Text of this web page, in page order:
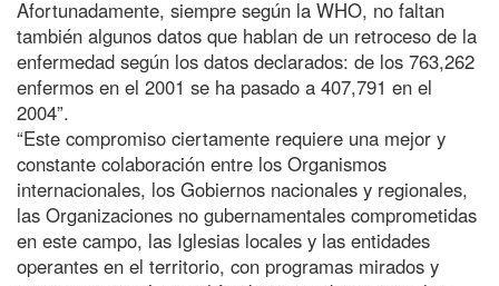
Afortunadamente, siempre según la WHO, no faltan
también algunos datos que hablan de un retroceso de la
enfermedad según los datos declarados: de los 763,262
enfermos en el 2001 se ha pasado a 407,791 en el
2004”.
“Este compromiso ciertamente requiere una mejor y
constante colaboración entre los Organismos
internacionales, los Gobiernos nacionales y regionales,
las Organizaciones no gubernamentales comprometidas
en este campo, las Iglesias locales y las entidades
operantes en el territorio, con programas mirados y